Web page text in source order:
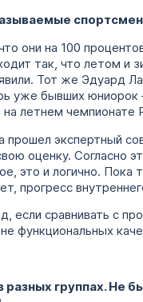
они на 100
так, что летом и
Тот же Эдуард
уже бывших юниорок
на летнем
прошел экспертный
оценку. Согласно
это и логично.
прогресс
если сравнивать с
функциональных
группах. Не